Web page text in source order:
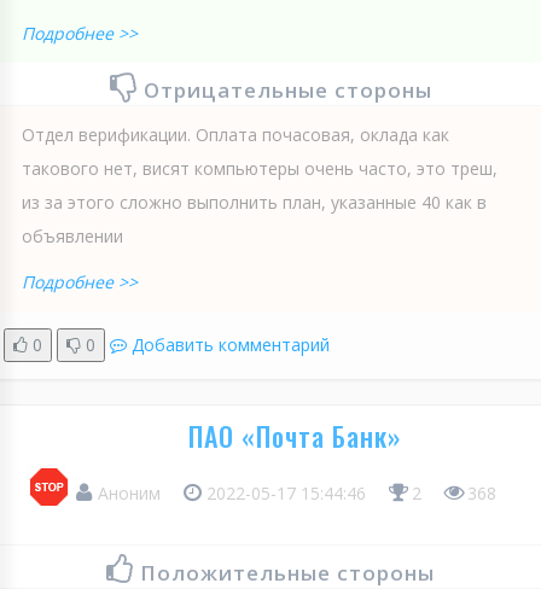
Подробнее >>
Отрицательные стороны
Отдел верификации. Оплата почасовая, оклада как
такового нет, висят компьютеры очень часто, это треш,
из за этого сложно выполнить план, указанные 40 как в
объявлении
Подробнее >>
0 0 Добавить комментарий
ПАО «Почта Банк»
Аноним 2022-05-17 15:44:46 2 368
Положительные стороны